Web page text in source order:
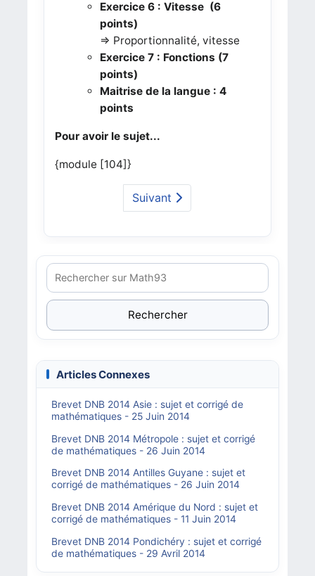
Exercice 6 : Vitesse (6
points)
=> Proportionnalité, vitesse
Exercice 7 : Fonctions (7
points)
Maitrise de la langue : 4
points
Pour avoir le sujet...
{module [104]}
Suivant
Rechercher
Articles Connexes
Brevet DNB 2014 Asie : sujet et corrigé de
mathématiques - 25 Juin 2014
Brevet DNB 2014 Métropole : sujet et corrigé
de mathématiques - 26 Juin 2014
Brevet DNB 2014 Antilles Guyane : sujet et
corrigé de mathématiques - 26 Juin 2014
Brevet DNB 2014 Amérique du Nord : sujet et
corrigé de mathématiques - 11 Juin 2014
Brevet DNB 2014 Pondichéry : sujet et corrigé
de mathématiques - 29 Avril 2014